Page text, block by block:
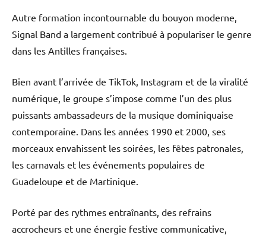
Autre formation incontournable du bouyon moderne,
Signal Band a largement contribué à populariser le genre
dans les Antilles françaises.
Bien avant l’arrivée de TikTok, Instagram et de la viralité
numérique, le groupe s’impose comme l’un des plus
puissants ambassadeurs de la musique dominiquaise
contemporaine. Dans les années 1990 et 2000, ses
morceaux envahissent les soirées, les fêtes patronales,
les carnavals et les événements populaires de
Guadeloupe et de Martinique.
Porté par des rythmes entraînants, des refrains
accrocheurs et une énergie festive communicative,